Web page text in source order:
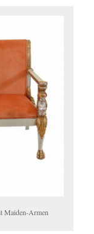
Maiden-Armen